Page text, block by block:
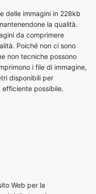
non tecniche possono
i file di immagine,
disponibili per
efficiente possibile.
Web per la
della loro sicurezza.
tue immagini. Perché il
invece tutte le sue